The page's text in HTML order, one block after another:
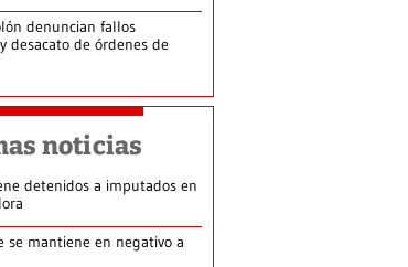
denuncian fallos
desacato de órdenes de
noticias
detenidos a imputados en
se mantiene en negativo a